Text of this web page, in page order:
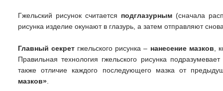
Гжельский рисунок считается подглазурным (сначала
рисунка изделие окунают в глазурь, а затем отправляют
Главный секретгжельского рисунка – нанесение мазков,
Правильная технология гжельского рисунка
также отличие каждого последующего мазка от
мазков».